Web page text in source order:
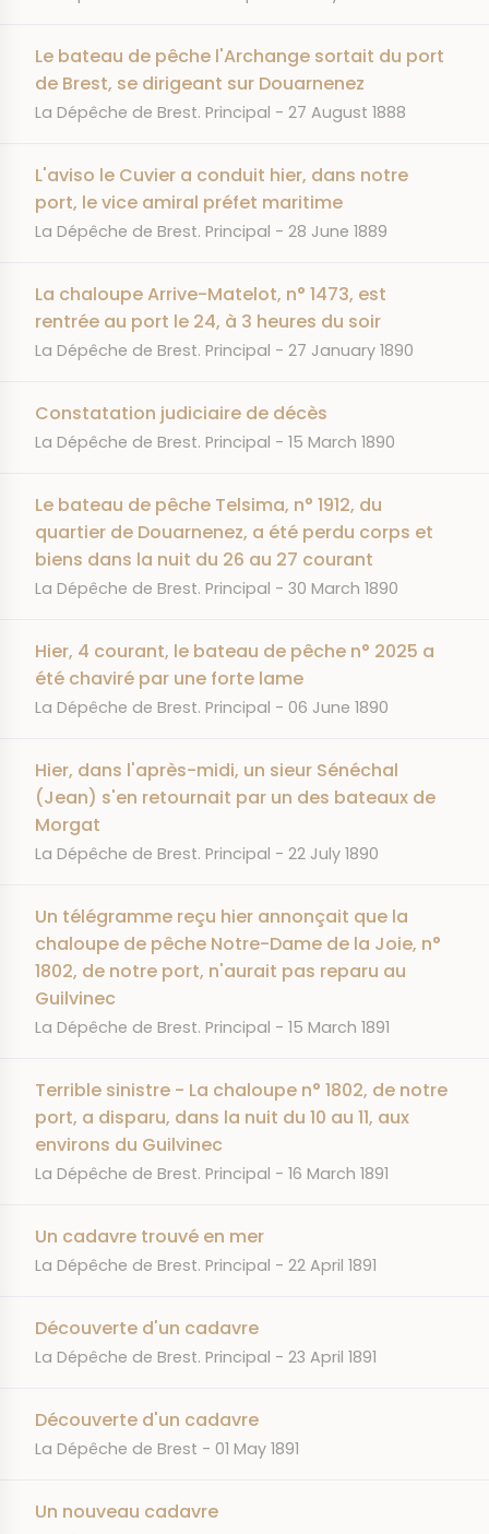
Le bateau de pêche l'Archange sortait du port
de Brest, se dirigeant sur Douarnenez
JOURNAL
La Dépêche de Brest. Principal DATE
27 August 1888
L'aviso le Cuvier a conduit hier, dans notre
port, le vice amiral préfet maritime
JOURNAL
La Dépêche de Brest. Principal DATE
28 June 1889
La chaloupe Arrive-Matelot, n° 1473, est
rentrée au port le 24, à 3 heures du soir
JOURNAL
La Dépêche de Brest. Principal DATE
27 January 1890
Constatation judiciaire de décès
JOURNAL
La Dépêche de Brest. Principal DATE
15 March 1890
Le bateau de pêche Telsima, n° 1912, du
quartier de Douarnenez, a été perdu corps et
biens dans la nuit du 26 au 27 courant
JOURNAL
La Dépêche de Brest. Principal DATE
30 March 1890
Hier, 4 courant, le bateau de pêche n° 2025 a
été chaviré par une forte lame
JOURNAL
La Dépêche de Brest. Principal DATE
06 June 1890
Hier, dans l'après-midi, un sieur Sénéchal
(Jean) s'en retournait par un des bateaux de
Morgat
JOURNAL
La Dépêche de Brest. Principal DATE
22 July 1890
Un télégramme reçu hier annonçait que la
chaloupe de pêche Notre-Dame de la Joie, n°
1802, de notre port, n'aurait pas reparu au
Guilvinec
JOURNAL
La Dépêche de Brest. Principal DATE
15 March 1891
Terrible sinistre - La chaloupe n° 1802, de notre
port, a disparu, dans la nuit du 10 au 11, aux
environs du Guilvinec
JOURNAL
La Dépêche de Brest. Principal DATE
16 March 1891
Un cadavre trouvé en mer
JOURNAL
La Dépêche de Brest. Principal DATE
22 April 1891
Découverte d'un cadavre
JOURNAL
La Dépêche de Brest. Principal DATE
23 April 1891
Découverte d'un cadavre
JOURNAL
La Dépêche de Brest DATE
01 May 1891
Un nouveau cadavre